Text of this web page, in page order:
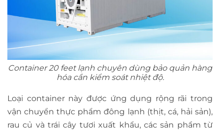
Container 20 feet lạnh chuyên dùng bảo quản hàng
hóa cần kiểm soát nhiệt độ.
Loại container này được ứng dụng rộng rãi trong
vận chuyển thực phẩm đông lạnh (thịt, cá, hải sản),
rau củ và trái cây tươi xuất khẩu, các sản phẩm từ